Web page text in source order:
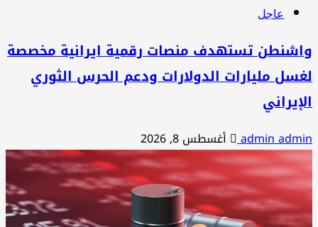
عاجل
تستهدف منصات رقمية ايرانية مخصصة
مليارات الدولارات ودعم الحرس الثوري
admin أغسطس 8, 2026